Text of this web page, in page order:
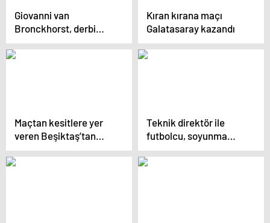
Giovanni van
Bronckhorst, derbi
sonrasında
konuşurken kendisini
Kıran kırana maçı
Galatasaray kazandı
Maçtan kesitlere yer
veren Beşiktaş’tan
derbi sırasında olay
paylaşım
Teknik direktör ile
futbolcu, soyunma
odasında yumruk
yumruğa kavga etti